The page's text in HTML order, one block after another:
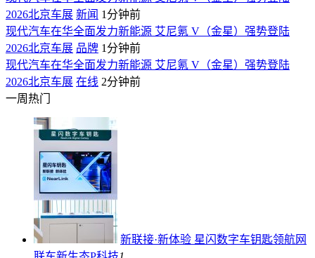
2026北京车展 新闻 1分钟前
现代汽车在华全面发力新能源 艾尼氪 V（金星）强势登陆
2026北京车展 品牌 1分钟前
现代汽车在华全面发力新能源 艾尼氪 V（金星）强势登陆
2026北京车展 在线 2分钟前
一周热门
新联接·新体验 星闪数字车钥匙领航网